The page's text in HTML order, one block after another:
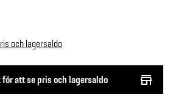
att se pris och lagersaldo
och lagersaldo